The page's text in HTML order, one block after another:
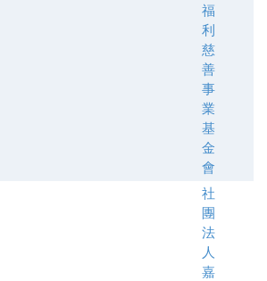
福
利
慈
善
事
業
基
金
會
社
團
法
人
嘉